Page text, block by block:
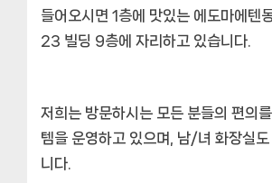
들어오시면 1층에 맛있는 에도마에텐
23 빌딩 9층에 자리하고 있습니다.
저희는 방문하시는 모든 분들의 편의
템을 운영하고 있으며, 남/녀 화장실
니다.